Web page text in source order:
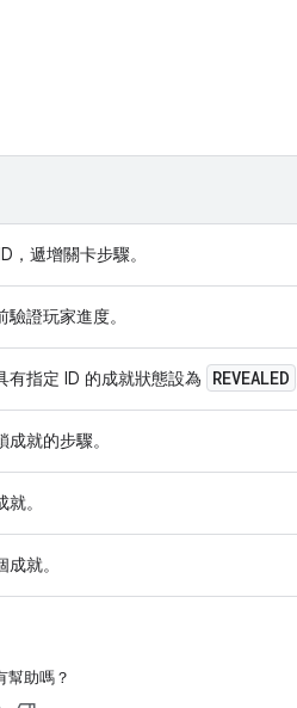
，遞增關卡步驟。
證玩家進度。
有指定 ID 的成就狀態設為 REVEALED
就的步驟。
。
就。
幫助嗎？